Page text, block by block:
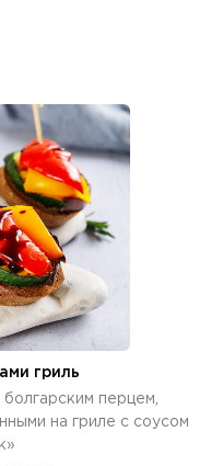
гриль
перцем,
на гриле с соусом